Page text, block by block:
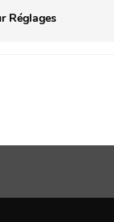
Réglages